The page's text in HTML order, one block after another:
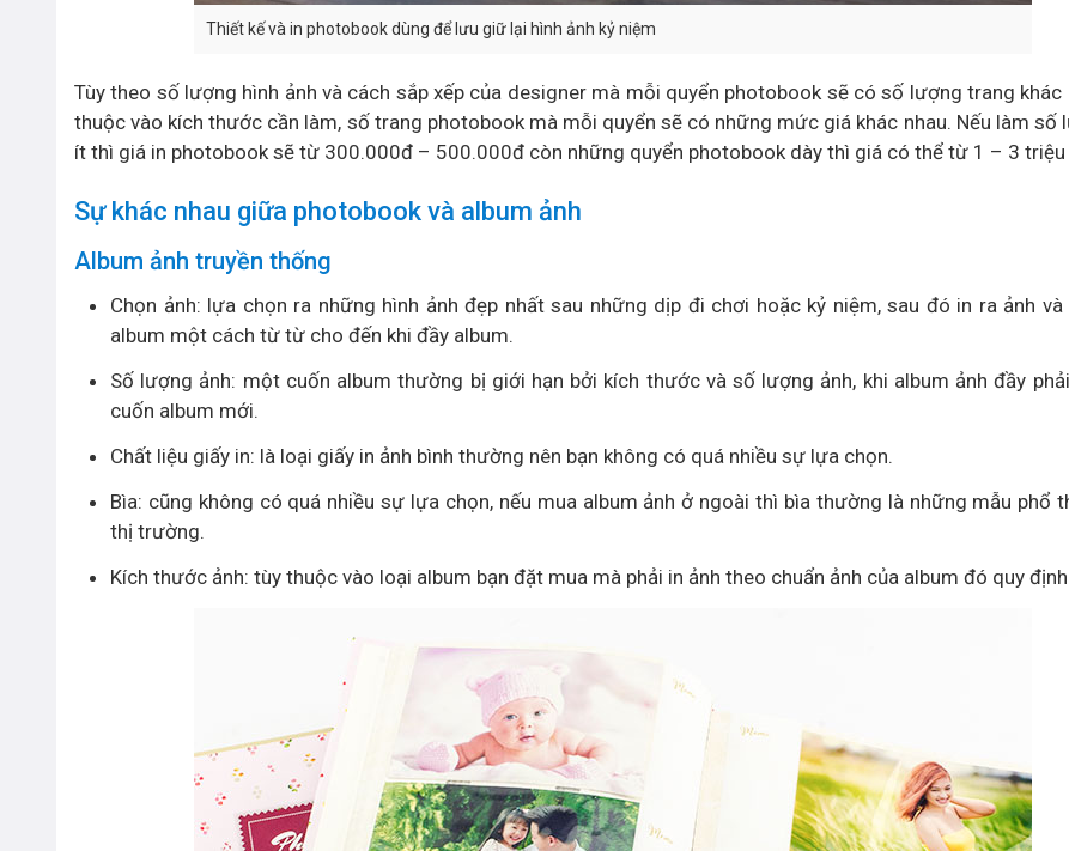
Thiết kế và in photobook dùng để lưu giữ lại hình ảnh kỷ niệm
Tùy theo số lượng hình ảnh và cách sắp xếp của designer mà mỗi quyển photobook sẽ có số lượng trang khác
thuộc vào kích thước cần làm, số trang photobook mà mỗi quyển sẽ có những mức giá khác nhau. Nếu làm số
ít thì giá in photobook sẽ từ 300.000đ – 500.000đ còn những quyển photobook dày thì giá có thể từ 1 – 3 triệu
Sự khác nhau giữa photobook và album ảnh
Album ảnh truyền thống
Chọn ảnh: lựa chọn ra những hình ảnh đẹp nhất sau những dịp đi chơi hoặc kỷ niệm, sau đó in ra ảnh và
album một cách từ từ cho đến khi đầy album.
Số lượng ảnh: một cuốn album thường bị giới hạn bởi kích thước và số lượng ảnh, khi album ảnh đầy
cuốn album mới.
Chất liệu giấy in: là loại giấy in ảnh bình thường nên bạn không có quá nhiều sự lựa chọn.
Bìa: cũng không có quá nhiều sự lựa chọn, nếu mua album ảnh ở ngoài thì bìa thường là những mẫu phổ
thị trường.
Kích thước ảnh: tùy thuộc vào loại album bạn đặt mua mà phải in ảnh theo chuẩn ảnh của album đó quy định.